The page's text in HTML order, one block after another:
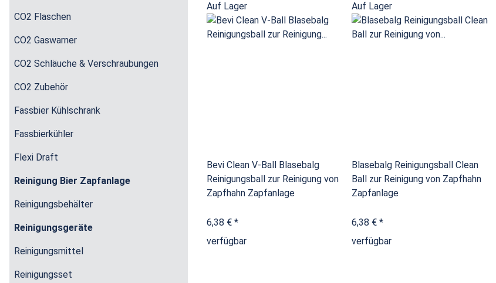
Auf Lager
Bevi Clean V-Ball Blasebalg
Reinigungsball zur Reinigung von
Zapfhahn Zapfanlage
6,38 € *
verfügbar
Auf Lager
Blasebalg Reinigungsball Clean
Ball zur Reinigung von Zapfhahn
Zapfanlage
6,38 € *
verfügbar
CO2 Flaschen
CO2 Gaswarner
CO2 Schläuche & Verschraubungen
CO2 Zubehör
Fassbier Kühlschrank
Fassbierkühler
Flexi Draft
Reinigung Bier Zapfanlage
Reinigungsbehälter
Reinigungsgeräte
Reinigungsmittel
Reinigungsset